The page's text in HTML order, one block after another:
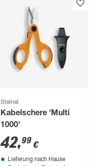
Steinel
Kabelschere 'Multi
1000'
42,99 €
Lieferung nach Hause